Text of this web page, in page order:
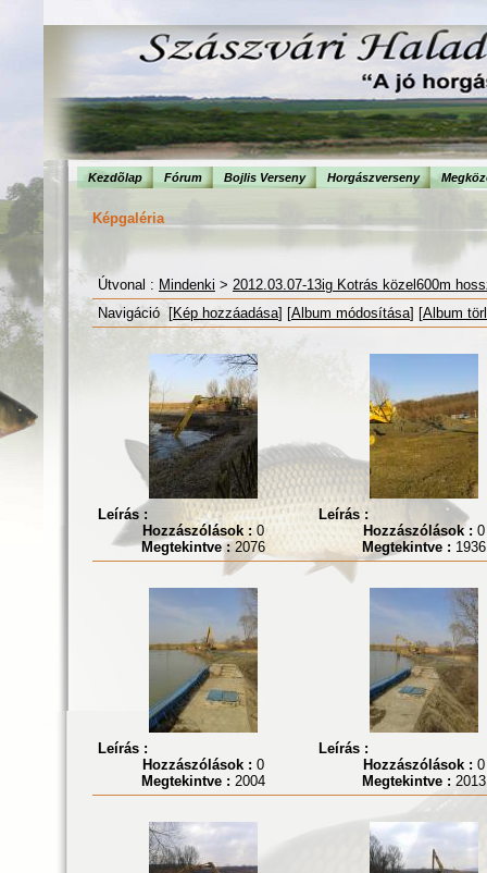
Kezdõlap Fórum Bojlis Verseny Horgászverseny
Képgaléria
Útvonal : Mindenki > 2012.03.07-13ig Kotrás közel600m
Navigáció [Kép hozzáadása] [Album módosítása] [Album
Leírás :
Hozzászólások :0
Megtekintve : 2076
Leírás :
Hozzászólások : 0
Megtekintve : 1936
Leírás :
Hozzászólások : 0
Megtekintve : 2004
Leírás :
Hozzászólások : 0
Megtekintve : 2013